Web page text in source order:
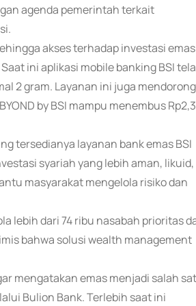
agenda pemerintah terkait
akses terhadap investasi emas
ini aplikasi mobile banking BSI
2 gram. Layanan ini juga mendorong
by BSI mampu menembus
tersedianya layanan bank emas BSI
syariah yang lebih aman, likuid,
masyarakat mengelola risiko dan
lebih dari 74 ribu nasabah prioritas
bahwa solusi wealth management
mengatakan emas menjadi salah
Bulion Bank. Terlebih saat ini